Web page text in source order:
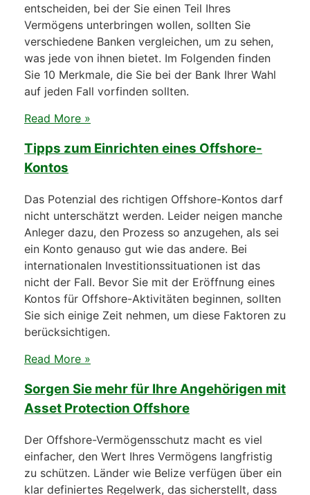
entscheiden, bei der Sie einen Teil Ihres
Vermögens unterbringen wollen, sollten Sie
verschiedene Banken vergleichen, um zu sehen,
was jede von ihnen bietet. Im Folgenden finden
Sie 10 Merkmale, die Sie bei der Bank Ihrer Wahl
auf jeden Fall vorfinden sollten.
Read More »
Tipps zum Einrichten eines Offshore-
Kontos
Das Potenzial des richtigen Offshore-Kontos darf
nicht unterschätzt werden. Leider neigen manche
Anleger dazu, den Prozess so anzugehen, als sei
ein Konto genauso gut wie das andere. Bei
internationalen Investitionssituationen ist das
nicht der Fall. Bevor Sie mit der Eröffnung eines
Kontos für Offshore-Aktivitäten beginnen, sollten
Sie sich einige Zeit nehmen, um diese Faktoren zu
berücksichtigen.
Read More »
Sorgen Sie mehr für Ihre Angehörigen mit
Asset Protection Offshore
Der Offshore-Vermögensschutz macht es viel
einfacher, den Wert Ihres Vermögens langfristig
zu schützen. Länder wie Belize verfügen über ein
klar definiertes Regelwerk, das sicherstellt, dass